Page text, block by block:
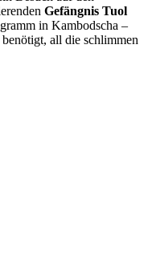
Gefängnis Tuol
in Kambodscha –
all die schlimmen